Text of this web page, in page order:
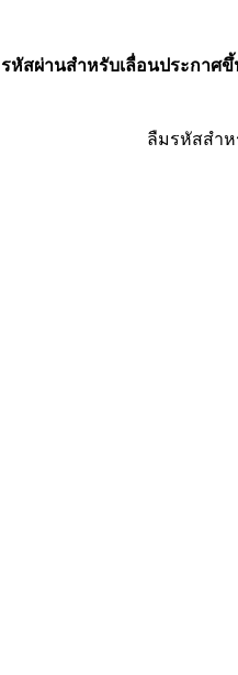
รหัสผ่านสำหรับเลื่อนประกาศขึ้
ลืมรหัสสำ